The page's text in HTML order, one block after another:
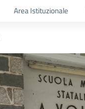
Area Istituzionale